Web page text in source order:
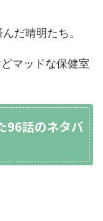
だ晴明たち。
マッドな保健室
96話のネタバ